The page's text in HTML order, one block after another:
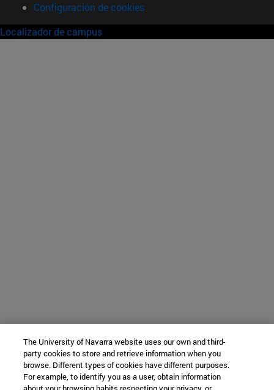
Configuración de cookies
Localizador de campus
The University of Navarra website uses our own and third-
party cookies to store and retrieve information when you
browse. Different types of cookies have different purposes.
For example, to identify you as a user, obtain information